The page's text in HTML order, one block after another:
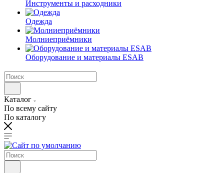
Инструменты и расходники
Одежда
Молниеприёмники
Оборудование и материалы ESAB
Каталог
По всему сайту
По каталогу